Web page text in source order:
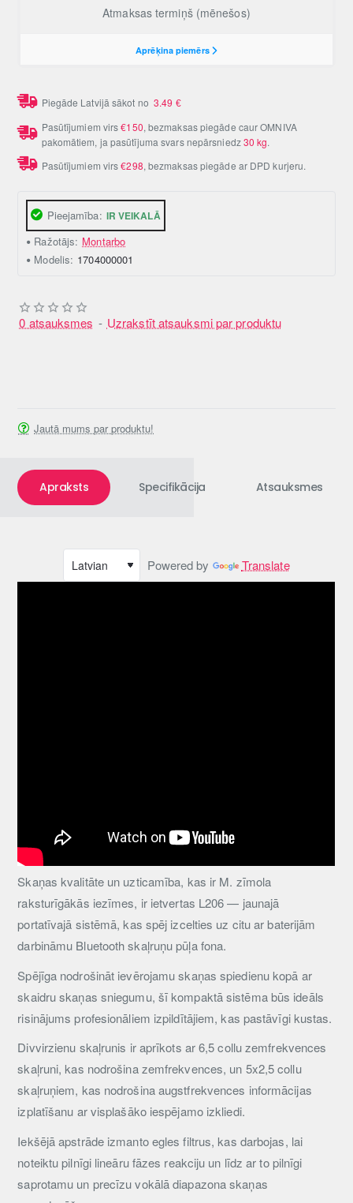
Pieejamība: IR VEIKALĀ
Ražotājs: Montarbo
Modelis: 1704000001
0 atsauksmes - Uzrakstīt atsauksmi par produktu
Piegāde Latvijā sākot no3.49 €
Pasūtījumiem virs€150, bezmaksas piegāde caur OMNIVA
pakomātiem, ja pasūtījuma svars nepārsniedz30 kg.
Pasūtījumiem virs€298, bezmaksas piegāde ar DPD kurjeru.
Jautā mums par produktu!
Apraksts Specifikācija Atsauksmes
Powered by Translate
Skaņas kvalitāte un uzticamība, kas ir M. zīmola
raksturīgākās iezīmes, ir ietvertas L206 — jaunajā
portatīvajā sistēmā, kas spēj izcelties uz citu ar baterijām
darbināmu Bluetooth skaļruņu pūļa fona.
Spējīga nodrošināt ievērojamu skaņas spiedienu kopā ar
skaidru skaņas sniegumu, šī kompaktā sistēma būs ideāls
risinājums profesionāliem izpildītājiem, kas pastāvīgi kustas.
Divvirzienu skaļrunis ir aprīkots ar 6,5 collu zemfrekvences
skaļruni, kas nodrošina zemfrekvences, un 5x2,5 collu
skaļruņiem, kas nodrošina augstfrekvences informācijas
izplatīšanu ar visplašāko iespējamo izkliedi.
Iekšējā apstrāde izmanto egles filtrus, kas darbojas, lai
noteiktu pilnīgi lineāru fāzes reakciju un līdz ar to pilnīgi
saprotamu un precīzu vokālā diapazona skaņas